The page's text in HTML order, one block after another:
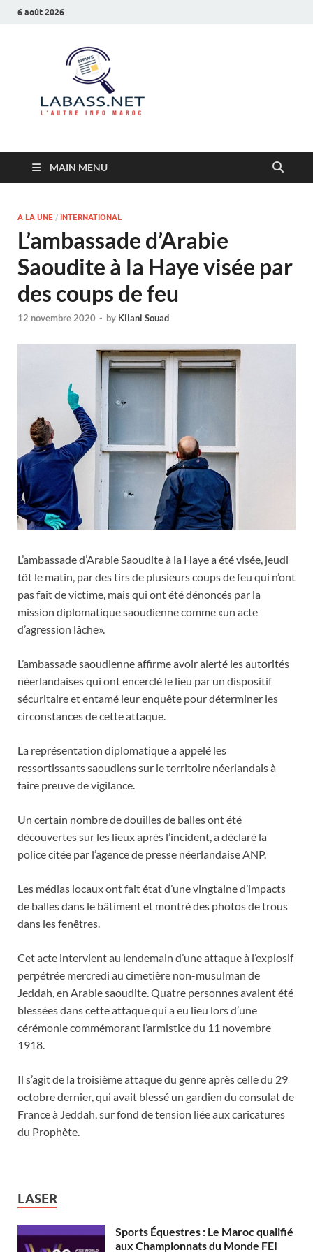
6 août 2026
MAIN MENU
A LA UNE / INTERNATIONAL
L’ambassade d’Arabie
Saoudite à la Haye visée par
des coups de feu
12 novembre 2020 - by Kilani Souad
L’ambassade d’Arabie Saoudite à la Haye a été visée, jeudi
tôt le matin, par des tirs de plusieurs coups de feu qui n’ont
pas fait de victime, mais qui ont été dénoncés par la
mission diplomatique saoudienne comme «un acte
d’agression lâche».
L’ambassade saoudienne affirme avoir alerté les autorités
néerlandaises qui ont encerclé le lieu par un dispositif
sécuritaire et entamé leur enquête pour déterminer les
circonstances de cette attaque.
La représentation diplomatique a appelé les
ressortissants saoudiens sur le territoire néerlandais à
faire preuve de vigilance.
Un certain nombre de douilles de balles ont été
découvertes sur les lieux après l’incident, a déclaré la
police citée par l’agence de presse néerlandaise ANP.
Les médias locaux ont fait état d’une vingtaine d’impacts
de balles dans le bâtiment et montré des photos de trous
dans les fenêtres.
Cet acte intervient au lendemain d’une attaque à l’explosif
perpétrée mercredi au cimetière non-musulman de
Jeddah, en Arabie saoudite. Quatre personnes avaient été
blessées dans cette attaque qui a eu lieu lors d’une
cérémonie commémorant l’armistice du 11 novembre
1918.
Il s’agit de la troisième attaque du genre après celle du 29
octobre dernier, qui avait blessé un gardien du consulat de
France à Jeddah, sur fond de tension liée aux caricatures
du Prophète.
LASER
Sports Équestres : Le Maroc qualifié
aux Championnats du Monde FEI